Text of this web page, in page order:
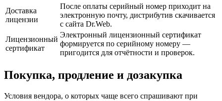
Доставка
лицензии
После оплаты серийный номер приходит на
электронную почту, дистрибутив скачивается
с сайта Dr.Web.
Лицензионный
сертификат
Электронный лицензионный сертификат
формируется по серийному номеру —
пригодится для отчётности и проверок.
Покупка, продление и дозакупка
Условия вендора, о которых чаще всего спрашивают при